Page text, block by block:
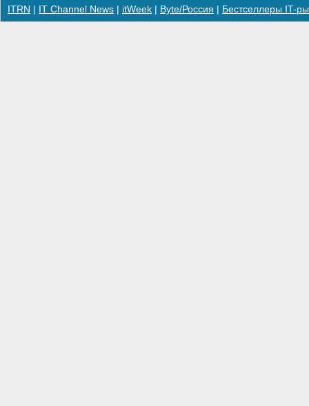
ITRN IT Channel News itWeek Byte/Россия Бестселлеры IT-